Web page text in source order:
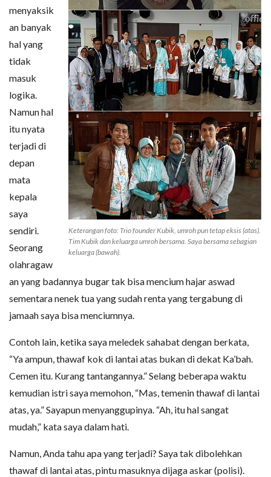
Keterangan foto: Trio founder Kubik, umroh pun tetap eksis (atas).
Tim Kubik dan keluarga umroh bersama. Saya bersama sebagian
keluarga (bawah).
menyaksik
an banyak
hal yang
tidak
masuk
logika.
Namun hal
itu nyata
terjadi di
depan
mata
kepala
saya
sendiri.
Seorang
olahragaw
an yang badannya bugar tak bisa mencium hajar aswad
sementara nenek tua yang sudah renta yang tergabung di
jamaah saya bisa menciumnya.
Contoh lain, ketika saya meledek sahabat dengan berkata,
“Ya ampun, thawaf kok di lantai atas bukan di dekat Ka’bah.
Cemen itu. Kurang tantangannya.” Selang beberapa waktu
kemudian istri saya memohon, “Mas, temenin thawaf di lantai
atas, ya.” Sayapun menyanggupinya. “Ah, itu hal sangat
mudah,” kata saya dalam hati.
Namun, Anda tahu apa yang terjadi? Saya tak dibolehkan
thawaf di lantai atas, pintu masuknya dijaga askar (polisi).